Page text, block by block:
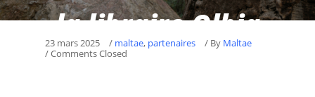
la libraire Olbia
à Hyères
23 mars 2025 / maltae, partenaires / By Maltae
/ Comments Closed